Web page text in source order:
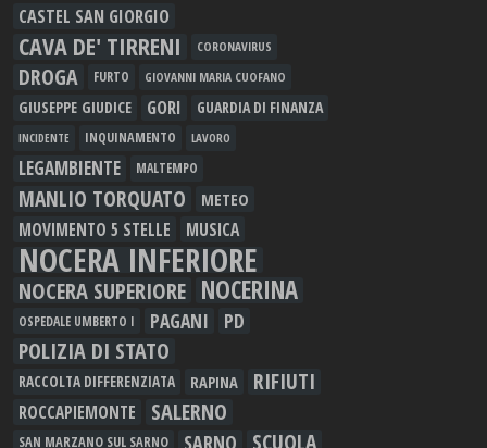
CASTEL SAN GIORGIO
CAVA DE' TIRRENI CORONAVIRUS
DROGA FURTO GIOVANNI MARIA CUOFANO
GIUSEPPE GIUDICE GORI GUARDIA DI FINANZA
INCIDENTE INQUINAMENTO LAVORO
LEGAMBIENTE MALTEMPO
MANLIO TORQUATO METEO
MOVIMENTO 5 STELLE MUSICA
NOCERA INFERIORE
NOCERA SUPERIORE NOCERINA
OSPEDALE UMBERTO I PAGANI PD
POLIZIA DI STATO
RACCOLTA DIFFERENZIATA RAPINA RIFIUTI
ROCCAPIEMONTE SALERNO
SAN MARZANO SUL SARNO SARNO SCUOLA